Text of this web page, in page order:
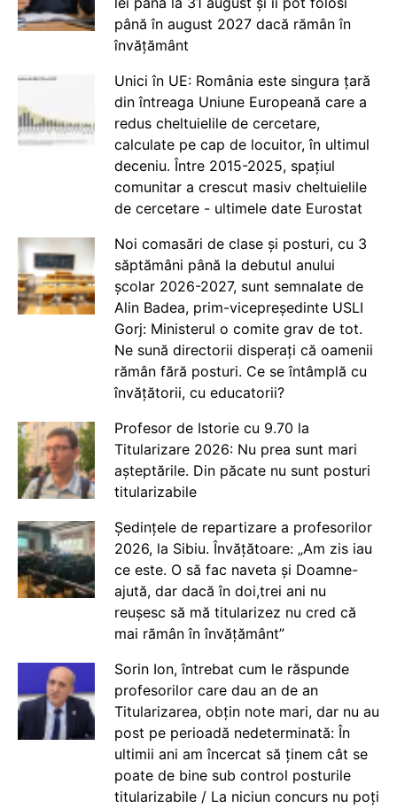
până în august 2027 dacă rămân în
învățământ
Unici în UE: România este singura țară
din întreaga Uniune Europeană care a
redus cheltuielile de cercetare,
calculate pe cap de locuitor, în ultimul
deceniu. Între 2015-2025, spațiul
comunitar a crescut masiv cheltuielile
de cercetare - ultimele date Eurostat
Noi comasări de clase și posturi, cu 3
săptămâni până la debutul anului
școlar 2026-2027, sunt semnalate de
Alin Badea, prim-vicepreședinte USLI
Gorj: Ministerul o comite grav de tot.
Ne sună directorii disperați că oamenii
rămân fără posturi. Ce se întâmplă cu
învățătorii, cu educatorii?
Profesor de Istorie cu 9.70 la
Titularizare 2026: Nu prea sunt mari
așteptările. Din păcate nu sunt posturi
titularizabile
Ședințele de repartizare a profesorilor
2026, la Sibiu. Învățătoare: „Am zis iau
ce este. O să fac naveta și Doamne-
ajută, dar dacă în doi,trei ani nu
reușesc să mă titularizez nu cred că
mai rămân în învățământ”
Sorin Ion, întrebat cum le răspunde
profesorilor care dau an de an
Titularizarea, obțin note mari, dar nu au
post pe perioadă nedeterminată: În
ultimii ani am încercat să ținem cât se
poate de bine sub control posturile
titularizabile / La niciun concurs nu poți